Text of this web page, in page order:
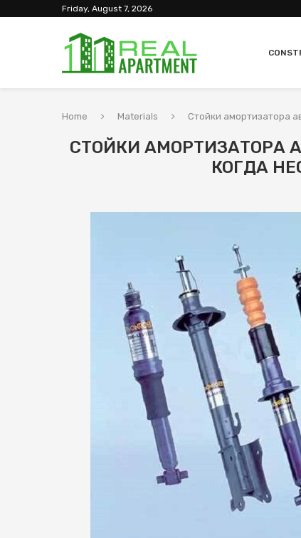
Friday, August 7, 2026
Home Materials Стойки амортизатора
СТОЙКИ АМОРТИЗАТОРА
КОГДА